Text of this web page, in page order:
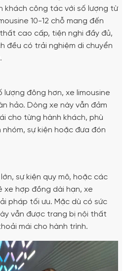
khách công tác với số lượng từ
10-12 chỗ mang đến
cao cấp, tiện nghi đầy đủ,
đều có trải nghiệm di chuyển
lượng đông hơn, xe limousine
hảo. Dòng xe này vẫn đảm
cho từng hành khách, phù
sự kiện hoặc đưa đón
sự kiện quy mô, hoặc các
xe hợp đồng dài hạn, xe
pháp tối ưu. Mặc dù có sức
vẫn được trang bị nội thất
mái cho hành trình.